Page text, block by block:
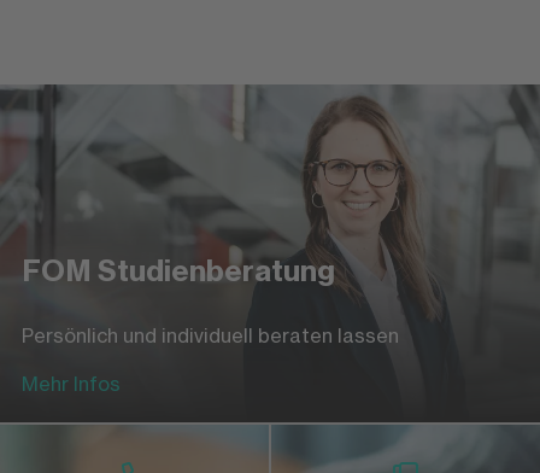
Anmeldung zum Studium
Einfach und schnell online anmelden
Zur Online-Anmeldung
FOM Studienberatung
Persönlich und individuell beraten lassen
Mehr Infos